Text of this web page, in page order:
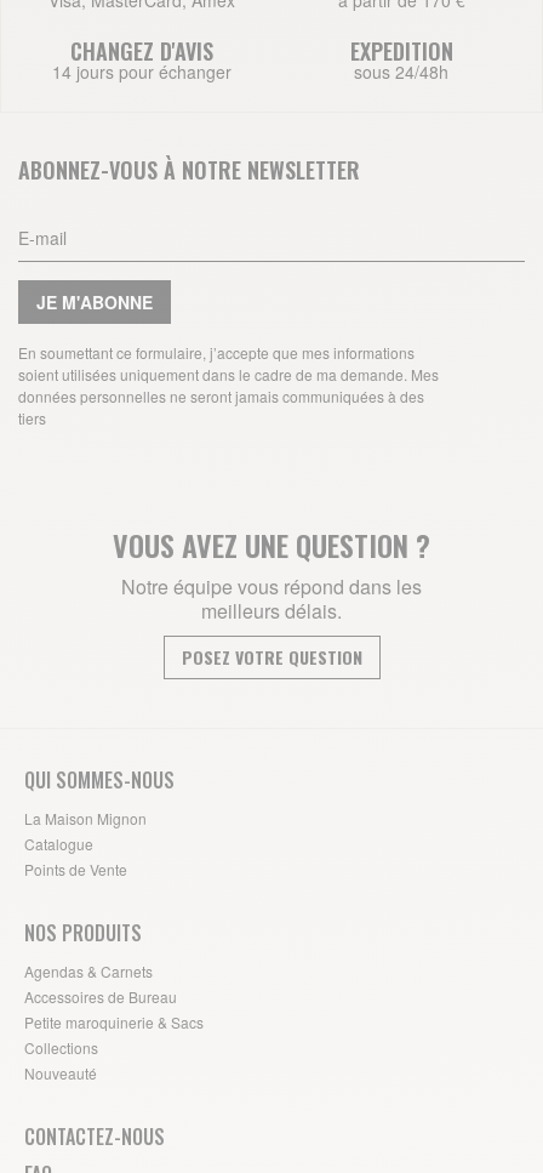
CHANGEZ D'AVIS
14 jours pour échanger
EXPEDITION
sous 24/48h
ABONNEZ-VOUS À NOTRE NEWSLETTER
JE M'ABONNE
En soumettant ce formulaire, j’accepte que mes informations
soient utilisées uniquement dans le cadre de ma demande. Mes
données personnelles ne seront jamais communiquées à des
tiers
VOUS AVEZ UNE QUESTION ?
Notre équipe vous répond dans les
meilleurs délais.
POSEZ VOTRE QUESTION
QUI SOMMES-NOUS
La Maison Mignon
Catalogue
Points de Vente
NOS PRODUITS
Agendas & Carnets
Accessoires de Bureau
Petite maroquinerie & Sacs
Collections
Nouveauté
CONTACTEZ-NOUS